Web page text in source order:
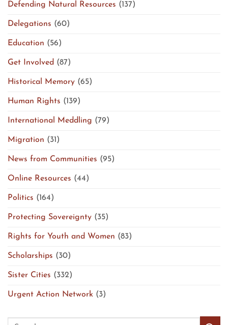
Defending Natural Resources (137)
Delegations (60)
Education (56)
Get Involved (87)
Historical Memory (65)
Human Rights (139)
International Meddling (79)
Migration (31)
News from Communities (95)
Online Resources (44)
Politics (164)
Protecting Sovereignty (35)
Rights for Youth and Women (83)
Scholarships (30)
Sister Cities (332)
Urgent Action Network (3)